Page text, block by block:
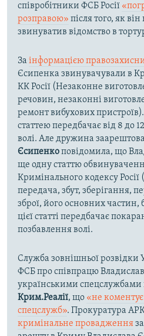
співробітники ФСБ Росії
розправою» після того, як
звинуватив відомство в
За інформацією
Єсипенка звинувачували в
КК Росії (Незаконне
речовин, незаконні
ремонт вибухових
статтею передбачає від 8 до
волі. Але дружина
Єсипенкоповідомила, що
ще одну статтю
Кримінального кодексу
передача, збут, зберігання,
зброї, його основних частин,
цієї статті передбачає
позбавлення волі.
Служба зовнішньої
ФСБ про співпрацю
українськими спецслужбами
Крим.Реалії, що «не коментує
спецслужб». Прокуратура
кримінальне провадження